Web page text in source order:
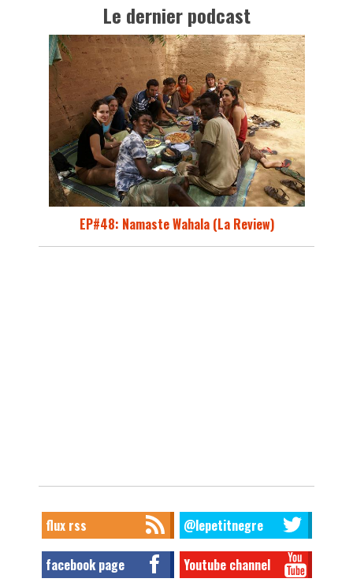
Le dernier podcast
EP#48: Namaste Wahala (La Review)
flux rss @lepetitnegre
facebook page Youtube channel